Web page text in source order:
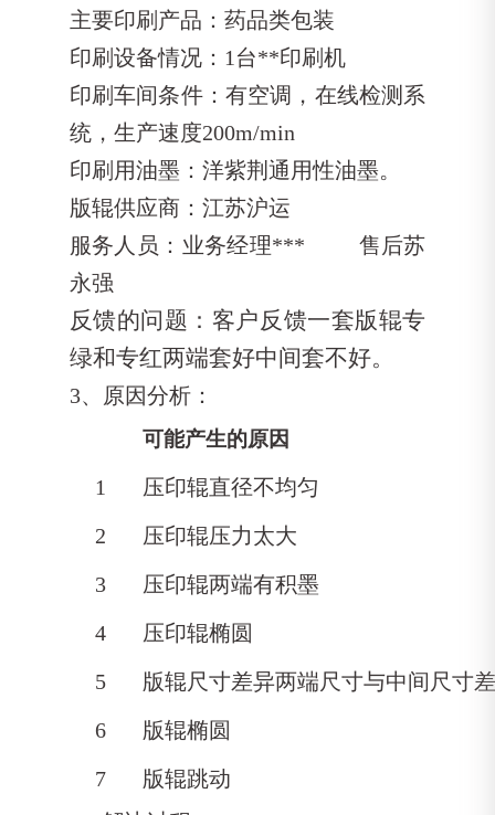
主要印刷产品：药品类包装
印刷设备情况：1台**印刷机
印刷车间条件：有空调，在线检测系
统，生产速度200m/min
印刷用油墨：洋紫荆通用性油墨。
版辊供应商：江苏沪运
服务人员：业务经理*** 售后苏
永强
反馈的问题：客户反馈一套版辊专
绿和专红两端套好中间套不好。
3、原因分析：
可能产生的原因
1
压印辊直径不均匀
2
压印辊压力太大
3
压印辊两端有积墨
4
压印辊椭圆
5
版辊尺寸差异两端尺寸与中间尺寸
6
版辊椭圆
7
版辊跳动